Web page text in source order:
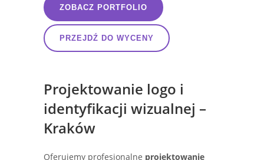
ZOBACZ PORTFOLIO
PRZEJDŹ DO WYCENY
Projektowanie logo i
identyfikacji wizualnej –
Kraków
Oferujemy profesjonalne projektowanie